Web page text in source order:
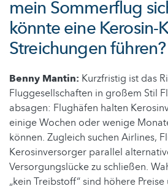
mein Sommerflug
könnte eine Kerosin-
Streichungen führen?
Benny Mantin: Kurzfristig ist das
Fluggesellschaften in großem Stil
absagen: Flughäfen halten
einige Wochen oder wenige
können. Zugleich suchen Airlines,
Kerosinversorger parallel
Versorgungslücke zu schließen.
„kein Treibstoff“ sind höhere